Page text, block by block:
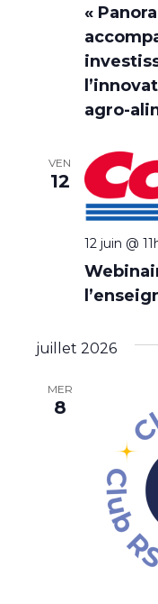
«
agro-
VEN
12
12 juin @
juillet 2026
MER
8